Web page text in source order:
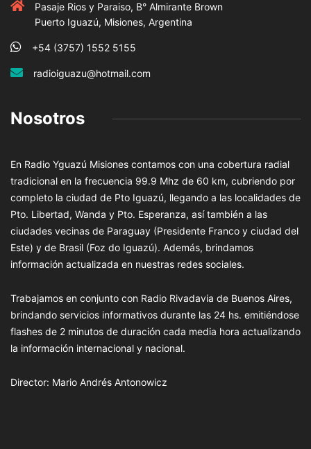
Pasaje Rios y Paraiso, B° Almirante Brown
Puerto Iguazú, Misiones, Argentina
+54 (3757) 1552 5155
radioiguazu@hotmail.com
Nosotros
En Radio Yguazú Misiones contamos con una cobertura radial
tradicional en la frecuencia 99.9 Mhz de 60 km, cubriendo por
completo la ciudad de Pto Iguazú, llegando a las localidades de
Pto. Libertad, Wanda y Pto. Esperanza, así también a las
ciudades vecinas de Paraguay (Presidente Franco y ciudad del
Este) y de Brasil (Foz do Iguazú). Además, brindamos
información actualizada en nuestras redes sociales.
Trabajamos en conjunto con Radio Rivadavia de Buenos Aires,
brindando servicios informativos durante las 24 hs. emitiéndose
flashes de 2 minutos de duración cada media hora actualizando
la información internacional y nacional.
Director: Mario Andrés Antonowicz